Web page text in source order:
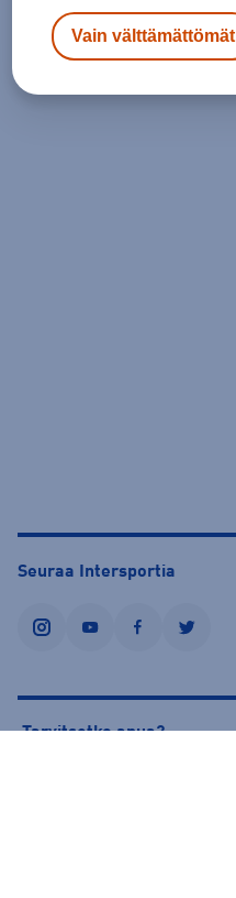
Seuraa Intersportia
instagramyoutubefacebooktwitter
Tarvitsetko apua?
Vain välttämättömät